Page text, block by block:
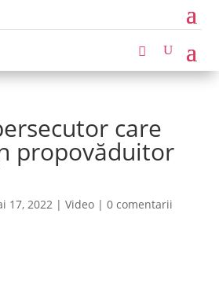
care
propovăduitor
17, 2022| Video| 0 comentarii